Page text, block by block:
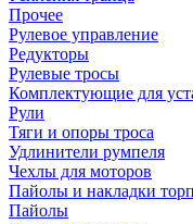
Прочее
Рулевое управление
Редукторы
Рулевые тросы
Комплектующие для
Рули
Тяги и опоры троса
Удлинители румпеля
Чехлы для моторов
Пайолы и накладки
Пайолы